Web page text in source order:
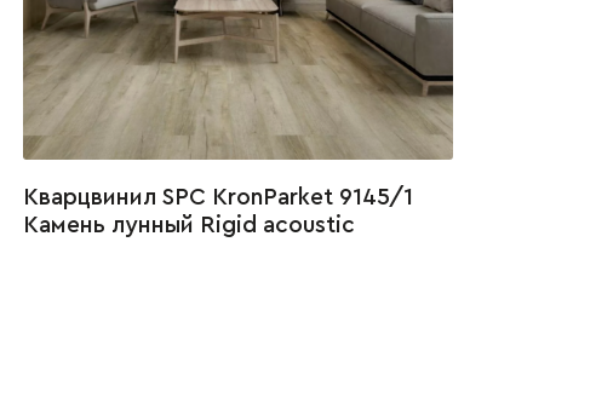
Кварцвинил SPC KronParket 9145/1
Камень лунный Rigid acoustic